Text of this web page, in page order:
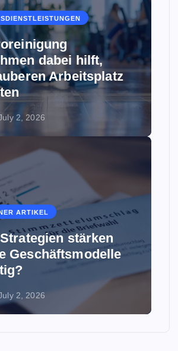
dabei hilft,
Arbeitsplatz
2, 2026
ARTIKEL
stärken
Geschäftsmodelle
2, 2026